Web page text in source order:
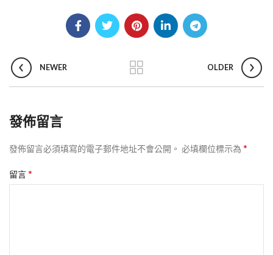
NEWER OLDER
發佈留言
發佈留言必須填寫的電子郵件地址不會公開。 必填欄位標示為 *
留言*